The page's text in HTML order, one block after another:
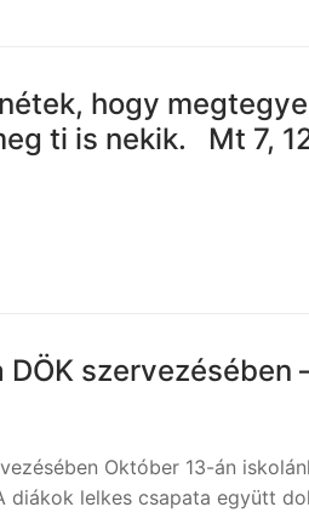
hogy
ti is nekik. Mt 7,
szervezésében
Október 13-án
diákok lelkes csapata együtt